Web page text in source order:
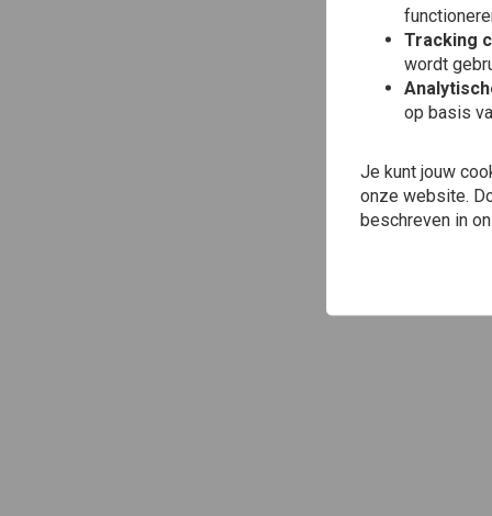
Tracking
wordt
op basis
Je kunt jouw
onze website.
beschreven in